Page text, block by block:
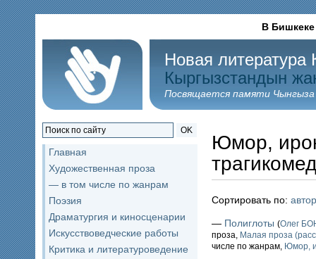
В Бишкеке
Новая литература
Кыргызстандын
Посвящается памяти
OK
Главная
Художественная проза
— в том числе по жанрам
Поэзия
Драматургия и киносценарии
Искусствоведческие работы
Критика и литературоведение
Юмор,
Сортировать по:
— Полиглоты (Олег
проза, Малая проза
числе по жанрам, Юмор,